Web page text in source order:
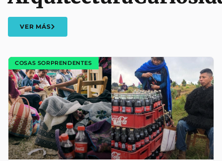
VER MÁS
COSAS SORPRENDENTES